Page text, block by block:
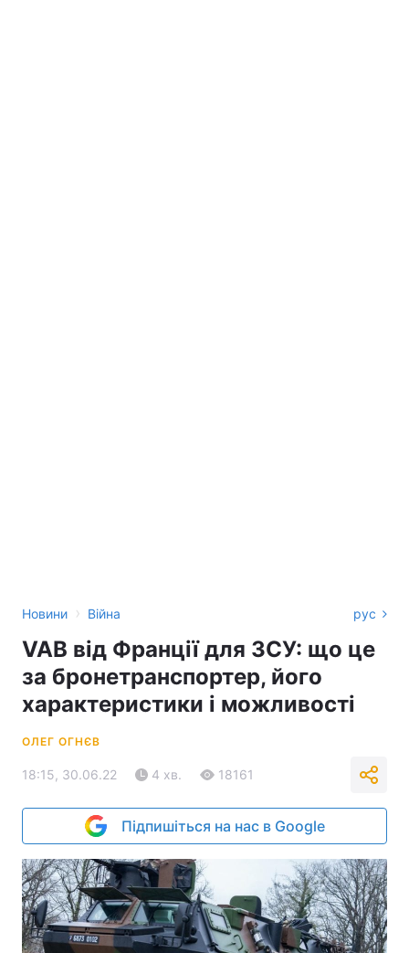
Новини › Війна рус
VAB від Франції для ЗСУ: що це
за бронетранспортер, його
характеристики і можливості
ОЛЕГ ОГНЄВ
18:15, 30.06.22 4 хв. 18161
Підпишіться на нас в Google